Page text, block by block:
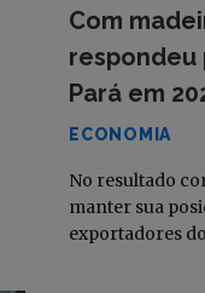
Com
respondeu
Pará em
ECONOMIA
No resultado
manter sua
exportadores